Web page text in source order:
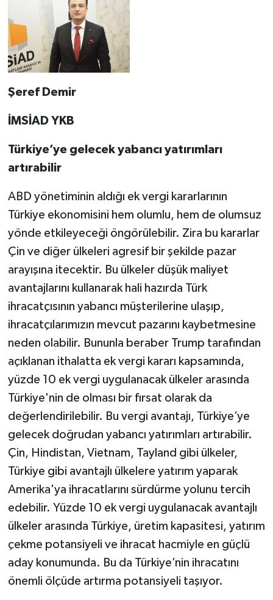
Şeref Demir
İMSİAD YKB
Türkiye’ye gelecek yabancı yatırımları
artırabilir
ABD yönetiminin aldığı ek vergi kararlarının
Türkiye ekonomisini hem olumlu, hem de olumsuz
yönde etkileyeceği öngörülebilir. Zira bu kararlar
Çin ve diğer ülkeleri agresif bir şekilde pazar
arayışına itecektir. Bu ülkeler düşük maliyet
avantajlarını kullanarak hali hazırda Türk
ihracatçısının yabancı müşterilerine ulaşıp,
ihracatçılarımızın mevcut pazarını kaybetmesine
neden olabilir. Bununla beraber Trump tarafından
açıklanan ithalatta ek vergi kararı kapsamında,
yüzde 10 ek vergi uygulanacak ülkeler arasında
Türkiye'nin de olması bir fırsat olarak da
değerlendirilebilir. Bu vergi avantajı, Türkiye’ye
gelecek doğrudan yabancı yatırımları artırabilir.
Çin, Hindistan, Vietnam, Tayland gibi ülkeler,
Türkiye gibi avantajlı ülkelere yatırım yaparak
Amerika'ya ihracatlarını sürdürme yolunu tercih
edebilir. Yüzde 10 ek vergi uygulanacak avantajlı
ülkeler arasında Türkiye, üretim kapasitesi, yatırım
çekme potansiyeli ve ihracat hacmiyle en güçlü
aday konumunda. Bu da Türkiye’nin ihracatını
önemli ölçüde artırma potansiyeli taşıyor.